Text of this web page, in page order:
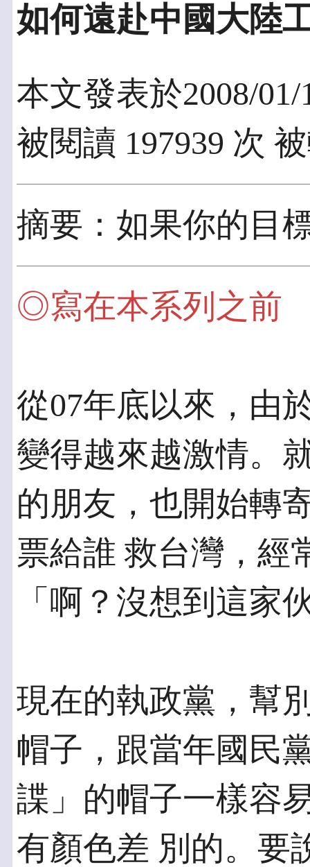
如何遠赴中國大陸
本文發表於2008/01/
被閱讀 197939 次
摘要：如果你的目
◎寫在本系列之前
從07年底以來，由
變得越來越激情。
的朋友，也開始轉
票給誰 救台灣，經
「啊？沒想到這家
現在的執政黨，幫
帽子，跟當年國民
諜」的帽子一樣容
有顏色差 別的。要